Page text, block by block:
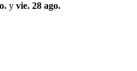
y vie. 28 ago.